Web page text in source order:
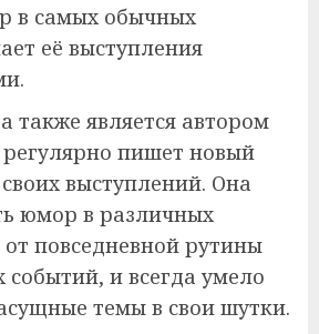
в самых обычных
её выступления
также является автором
пишет новый
выступлений. Она
юмор в различных
повседневной рутины
событий, и всегда умело
темы в свои шутки.